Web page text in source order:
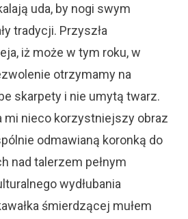
uda, by nogi swym
tradycji. Przyszła
iż może w tym roku, w
otrzymamy na
skarpety i nie umytą twarz.
mi nieco korzystniejszy obraz
odmawianą koronką do
nad talerzem pełnym
wydłubania
śmierdzącej mułem